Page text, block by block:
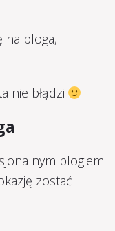
na bloga,
nie błądzi
blogiem.
zostać